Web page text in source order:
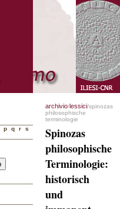
p q r
s
archivio/lessici/spinozas
philosophische
terminologie
Spinozas
philosophische
Terminologie:
historisch
und